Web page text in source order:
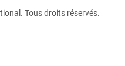
Tous droits réservés.